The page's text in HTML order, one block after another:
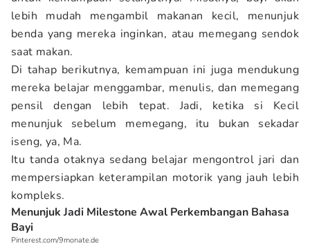
lebih mudah mengambil makanan kecil, menunjuk
benda yang mereka inginkan, atau memegang sendok
saat makan.
Di tahap berikutnya, kemampuan ini juga mendukung
mereka belajar menggambar, menulis, dan memegang
pensil dengan lebih tepat. Jadi, ketika si Kecil
menunjuk sebelum memegang, itu bukan sekadar
iseng, ya, Ma.
Itu tanda otaknya sedang belajar mengontrol jari dan
mempersiapkan keterampilan motorik yang jauh lebih
kompleks.
Menunjuk Jadi Milestone Awal Perkembangan Bahasa
Bayi
Pinterest.com/9monate.de